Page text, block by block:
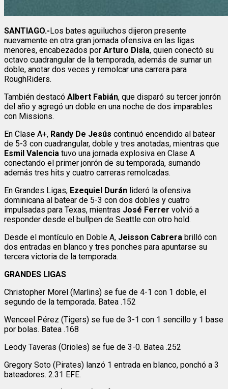
SANTIAGO.-Los bates aguiluchos dijeron presente
nuevamente en otra gran jornada ofensiva en las ligas
menores, encabezados por Arturo Disla, quien conectó su
octavo cuadrangular de la temporada, además de sumar un
doble, anotar dos veces y remolcar una carrera para
RoughRiders.
También destacó Albert Fabián, que disparó su tercer jonrón
del año y agregó un doble en una noche de dos imparables
con Missions.
En Clase A+, Randy De Jesús continuó encendido al batear
de 5-3 con cuadrangular, doble y tres anotadas, mientras que
Esmil Valencia tuvo una jornada explosiva en Clase A
conectando el primer jonrón de su temporada, sumando
además tres hits y cuatro carreras remolcadas.
En Grandes Ligas, Ezequiel Durán lideró la ofensiva
dominicana al batear de 5-3 con dos dobles y cuatro
impulsadas para Texas, mientras José Ferrer volvió a
responder desde el bullpen de Seattle con otro hold.
Desde el montículo en Doble A, Jeisson Cabrera brilló con
dos entradas en blanco y tres ponches para apuntarse su
tercera victoria de la temporada.
GRANDES LIGAS
Christopher Morel (Marlins) se fue de 4-1 con 1 doble, el
segundo de la temporada. Batea .152
Wenceel Pérez (Tigers) se fue de 3-1 con 1 sencillo y 1 base
por bolas. Batea .168
Leody Taveras (Orioles) se fue de 3-0. Batea .252
Gregory Soto (Pirates) lanzó 1 entrada en blanco, ponchó a 3
bateadores. 2.31 EFE.